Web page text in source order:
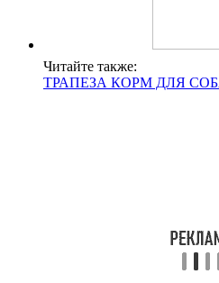
Читайте также:
ТРАПЕЗА КОРМ ДЛЯ